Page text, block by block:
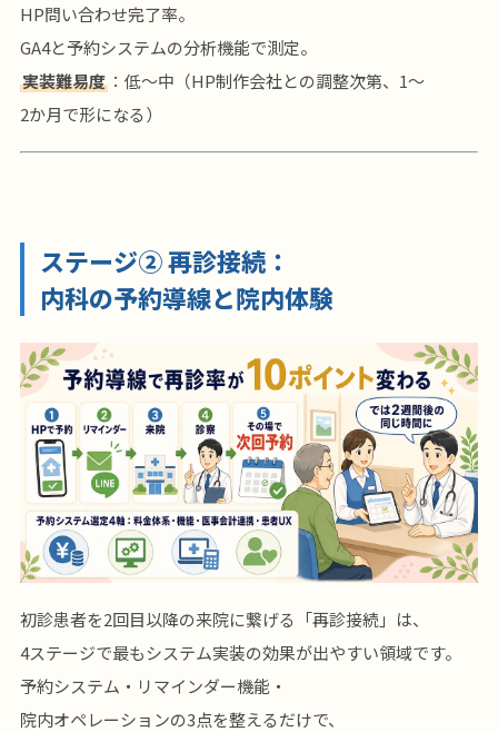
HP問い合わせ完了率。
GA4と予約システムの分析機能で測定。
実装難易度 ：低〜中（HP制作会社との調整次第、1〜
2か月で形になる）
ステージ② 再診接続：
内科の予約導線と院内体験
初診患者を2回目以降の来院に繋げる「再診接続」は、
4ステージで最もシステム実装の効果が出やすい領域です。
予約システム・リマインダー機能・
院内オペレーションの3点を整えるだけで、